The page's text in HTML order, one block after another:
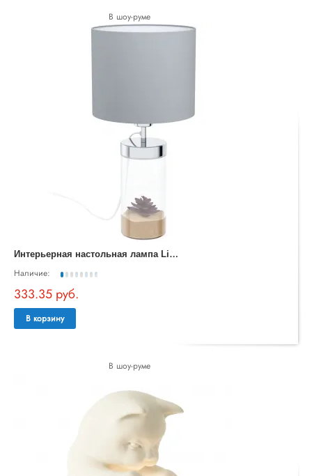
В шоу-руме
И
нтерьерная настольная лампа Lidsing 99289
Наличие:
333.35 руб.
В корзину
В шоу-руме